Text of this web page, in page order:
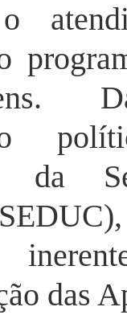
da
das